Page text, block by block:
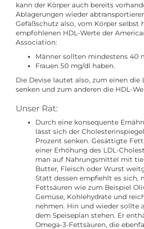
kann der Körper auch bereits
Ablagerungen wieder
Gefäßschutz also, vom Körper selbst
empfohlenen HDL-Werte der
Association:
Männer sollten mindestens 40
Frauen 50 mg/dl haben.
Die Devise lautet also, zum einen die
senken und zum anderen die HDL-
Unser Rat:
Durch eine konsequente
lässt sich der
Prozent senken. Gesättigte
einer Erhöhung des LDL-
man auf Nahrungsmittel mit
Butter, Fleisch oder Wurst
Statt dessen empfiehlt es sich,
Fettsäuren wie zum Beispiel
Gemüse, Kohlehydrate und
nehmen. Hin und wieder sollte
dem Speiseplan stehen. Er
Omega-3-Fettsäuren, die